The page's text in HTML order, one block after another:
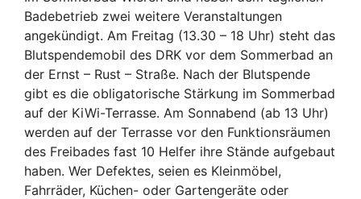
Badebetrieb zwei weitere Veranstaltungen
angekündigt. Am Freitag (13.30 – 18 Uhr) steht das
Blutspendemobil des DRK vor dem Sommerbad an
der Ernst – Rust – Straße. Nach der Blutspende
gibt es die obligatorische Stärkung im Sommerbad
auf der KiWi-Terrasse. Am Sonnabend (ab 13 Uhr)
werden auf der Terrasse vor den Funktionsräumen
des Freibades fast 10 Helfer ihre Stände aufgebaut
haben. Wer Defektes, seien es Kleinmöbel,
Fahrräder, Küchen- oder Gartengeräte oder